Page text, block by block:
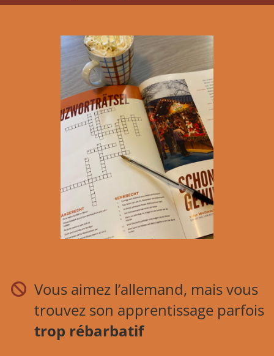
Vous aimez l’allemand, mais vous
trouvez son apprentissage parfois
trop rébarbatif